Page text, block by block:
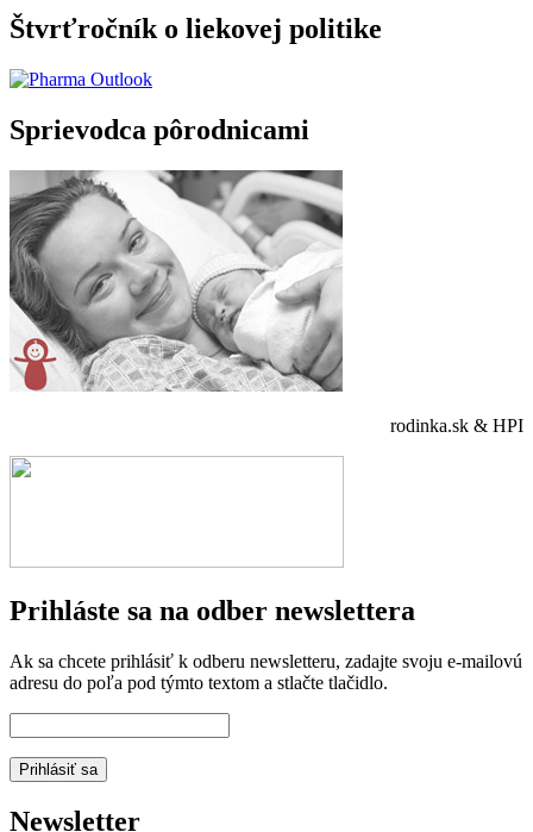
Štvrťročník o liekovej politike
Sprievodca pôrodnicami
rodinka.sk & HPI
Prihláste sa na odber newslettera
Ak sa chcete prihlásiť k odberu newsletteru, zadajte svoju e-mailovú
adresu do poľa pod týmto textom a stlačte tlačidlo.
Newsletter